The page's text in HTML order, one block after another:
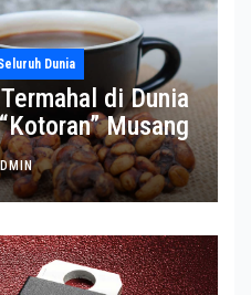
Dunia
di Dunia
Musang